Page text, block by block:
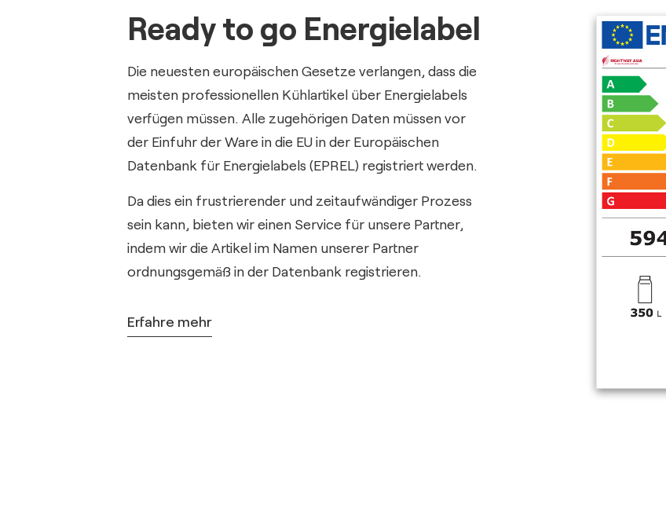
Ready to go Energielabel
Die neuesten europäischen Gesetze verlangen, dass die
meisten professionellen Kühlartikel über Energielabels
verfügen müssen. Alle zugehörigen Daten müssen vor
der Einfuhr der Ware in die EU in der Europäischen
Datenbank für Energielabels (EPREL) registriert werden.
Da dies ein frustrierender und zeitaufwändiger Prozess
sein kann, bieten wir einen Service für unsere Partner,
indem wir die Artikel im Namen unserer Partner
ordnungsgemäß in der Datenbank registrieren.
Erfahre mehr